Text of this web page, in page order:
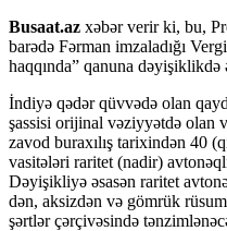
Busaat.az xəbər verir ki, bu,
barədə Fərman imzaladığı
haqqında” qanuna dəyişiklikdə
İndiyə qədər qüvvədə olan
şassisi orijinal vəziyyətdə olan
zavod buraxılış tarixindən 40
vasitələri raritet (nadir)
Dəyişikliyə əsasən raritet
dən, aksizdən və gömrük
şərtlər çərçivəsində